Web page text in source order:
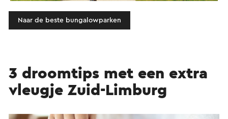
Naar de beste bungalowparken
3 droomtips met een extra
vleugje Zuid-Limburg